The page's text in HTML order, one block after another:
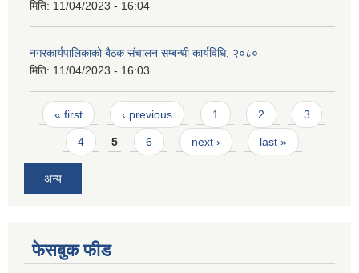
मिति: 11/04/2023 - 16:04
नगरकार्यपालिकाको बैठक संचालन सम्बन्धी कार्यविधि, २०८०
मिति: 11/04/2023 - 16:03
Pages
« first ‹ previous 1 2 3
4 5 6 next › last »
अन्य
फेसबुक फीड